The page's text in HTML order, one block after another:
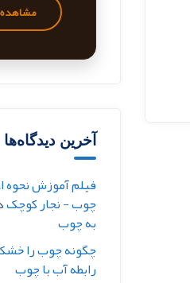
آخرین دیدگاه‌ها
فیلم آموزش نحوه
چوب - نجار کوچک
به چوب
چگونه چوب را
رابطه آب با چوب